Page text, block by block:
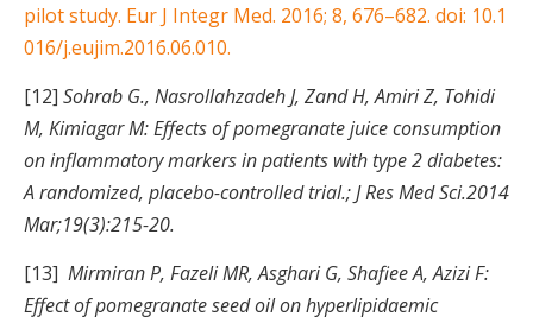
pilot study. Eur J Integr Med. 2016; 8, 676–682. doi: 10.1
016/j.eujim.2016.06.010.
[12] Sohrab G., Nasrollahzadeh J, Zand H, Amiri Z, Tohidi
M, Kimiagar M: Effects of pomegranate juice consumption
on inflammatory markers in patients with type 2 diabetes:
A randomized, placebo-controlled trial.; J Res Med Sci.2014
Mar;19(3):215-20.
[13] Mirmiran P, Fazeli MR, Asghari G, Shafiee A, Azizi F:
Effect of pomegranate seed oil on hyperlipidaemic